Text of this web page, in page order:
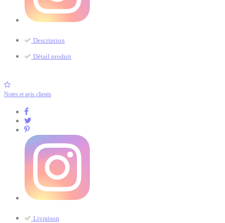
Description
Détail produit
Notes et avis clients
Livraison